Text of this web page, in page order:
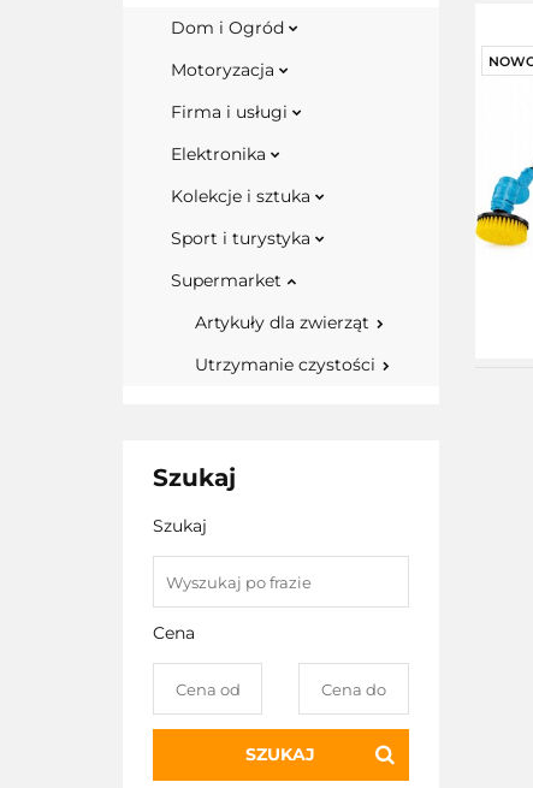
Dom i Ogród
Motoryzacja
Firma i usługi
Elektronika
Kolekcje i sztuka
Sport i turystyka
Supermarket
Artykuły dla zwierząt
Utrzymanie czystości
Szukaj
Szukaj
Cena
SZUKAJ